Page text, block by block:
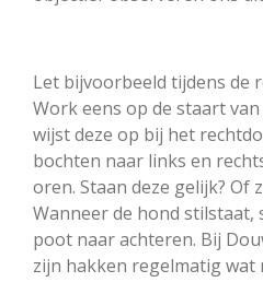
Let bijvoorbeeld tijdens de
Work eens op de staart
wijst deze op bij het
bochten naar links en
oren. Staan deze gelijk? Of
Wanneer de hond stilstaat,
poot naar achteren. Bij
zijn hakken regelmatig wat